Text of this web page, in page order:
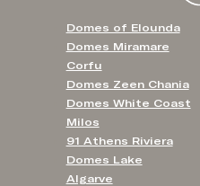
Domes of Elounda
Domes Miramare
Corfu
Domes Zeen Chania
Domes White Coast
Milos
91 Athens Riviera
Domes Lake
Algarve